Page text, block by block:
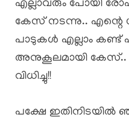
എല്ലാവരും പോയി
കേസ് നടന്നു.. എന്റെ
പാടുകൾ എല്ലാം കണ്ട്
അനുകൂലമായി കേസ്..
വിധിച്ചു!!
പക്ഷേ ഇതിനിടയിൽ